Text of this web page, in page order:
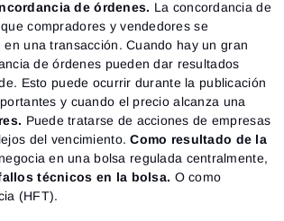
de órdenes. La concordancia de
compradores y vendedores se
una transacción. Cuando hay un gran
de órdenes pueden dar resultados
Esto puede ocurrir durante la publicación
y cuando el precio alcanza una
Puede tratarse de acciones de empresas
del vencimiento.Como resultado de la
en una bolsa regulada centralmente,
técnicos en la bolsa. O como
(HFT).